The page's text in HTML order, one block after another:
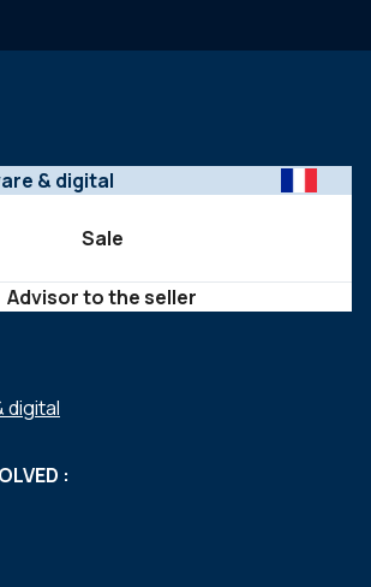
& digital
Sale
Advisor to the seller
digital
: